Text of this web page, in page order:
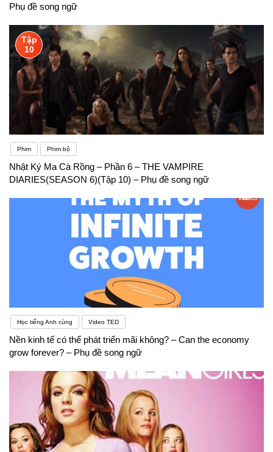
Phụ đề song ngữ
Tập
10
Phim Phim bộ
Nhật Ký Ma Cà Rồng – Phần 6 – THE VAMPIRE
DIARIES(SEASON 6)(Tập 10) – Phụ đề song ngữ
Học tiếng Anh cùng Video TED
Nền kinh tế có thể phát triển mãi không? – Can the economy
grow forever? – Phụ đề song ngữ